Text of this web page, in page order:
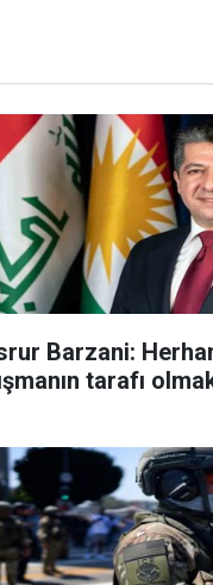
Barzani:
tarafı